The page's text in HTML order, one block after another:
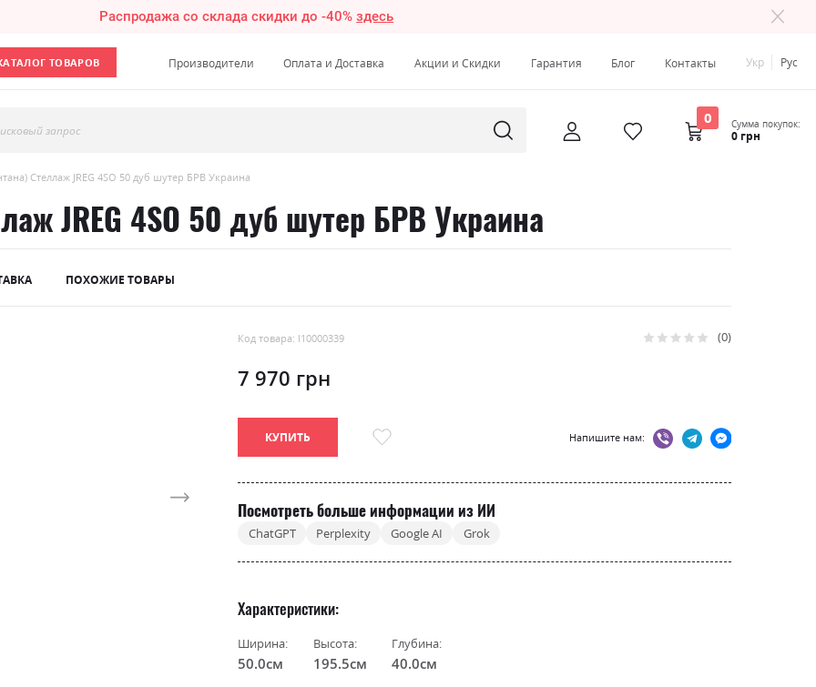
Распродажа со склада скидки до -40%здесь
ТОВАРОВ Производители Оплата и Доставка Акции и Скидки Гарантия Блог Контакты Укр Рус
запрос
0 Сумма покупок:
0 грн
Стеллаж JREG 4SO 50 дуб шутер БРВ Украина
JREG 4SO 50 дуб шутер БРВ Украина
ПОХОЖИЕ ТОВАРЫ
Код товара: l10000339 Рейтинг: 0
7 970 грн
КУПИТЬ Напишите нам:
Посмотреть больше информации из ИИ
ChatGPT Perplexity Google AI Grok
Характеристики
Ширина:
50.0см
Высота:
195.5см
Глубина:
40.0см